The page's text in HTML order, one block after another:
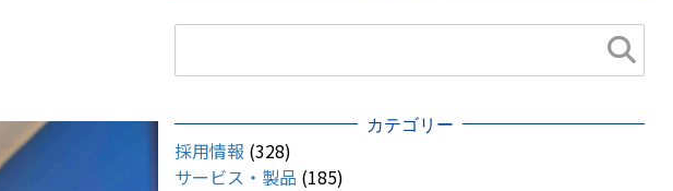
カテゴリー
採用情報 (328)
サービス・製品 (185)